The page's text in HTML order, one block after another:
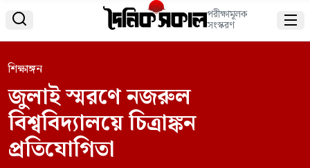
 পরীক্ষামূলক
সংস্করণ 
শিক্ষাঙ্গন
জুলাই স্মরণে নজরুল
বিশ্ববিদ্যালয়ে চিত্রাঙ্কন
প্রতিযোগিতা